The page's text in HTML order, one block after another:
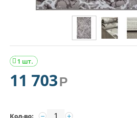
1 шт.

11 703Р
Кол-во: +
−